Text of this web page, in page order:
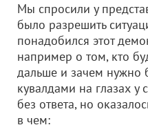
Мы спросили у
было разрешить
понадобился этот
например о том, кто
дальше и зачем нужно
кувалдами на глазах у
без ответа, но
в чем: